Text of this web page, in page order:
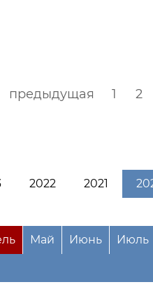
предыдущая 1 2
2022 2021
Май Июнь Июль